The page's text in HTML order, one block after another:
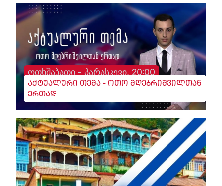
ოთხშაბათი - პარასკევი, 20:00
აქტუალური თემა - ოთო მღებრიშვილთან
ერთად